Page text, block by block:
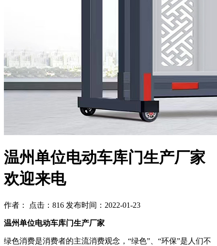
温州单位电动车库门生产厂家
欢迎来电
作者： 点击：816 发布时间：2022-01-23
温州单位电动车库门生产厂家
绿色消费是消费者的主流消费观念，“绿色”、“环保”是人们不